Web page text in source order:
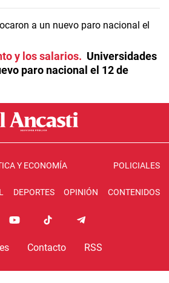
y los salarios
Universidades
paro nacional el 12 de
Y ECONOMÍA POLICIALES
DEPORTES OPINIÓN CONTENIDOS
Contacto RSS